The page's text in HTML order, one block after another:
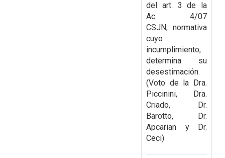
del art. 3 de la
Ac. 4/07
CSJN, normativa
cuyo
incumplimiento,
determina su
desestimación.
(Voto de la Dra.
Piccinini, Dra.
Criado, Dr.
Barotto, Dr.
Apcarian y Dr.
Ceci)